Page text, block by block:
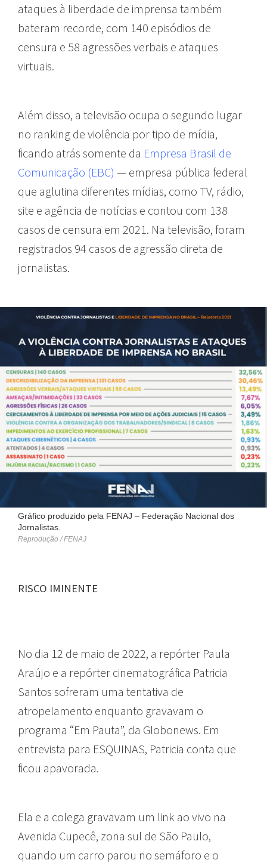
ataques à liberdade de imprensa também
bateram recorde, com 140 episódios de
censura e 58 agressões verbais e ataques
virtuais.
Além disso, a televisão ocupa o segundo lugar
no ranking de violência por tipo de mídia,
ficando atrás somente da Empresa Brasil de
Comunicação (EBC) — empresa pública federal
que aglutina diferentes mídias, como TV, rádio,
site e agência de notícias e contou com 138
casos de censura em 2021. Na televisão, foram
registrados 94 casos de agressão direta de
jornalistas.
Gráfico produzido pela FENAJ – Federação Nacional dos
Jornalistas.
Reprodução / FENAJ
RISCO IMINENTE
No dia 12 de maio de 2022, a repórter Paula
Araújo e a repórter cinematográfica Patricia
Santos sofreram uma tentativa de
atropelamento enquanto gravavam o
programa “Em Pauta”, da Globonews. Em
entrevista para ESQUINAS, Patricia conta que
ficou apavorada.
Ela e a colega gravavam um link ao vivo na
Avenida Cupecê, zona sul de São Paulo,
quando um carro parou no semáforo e o